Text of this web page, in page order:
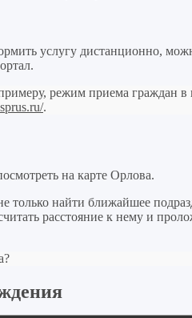
услугу дистанционно,
режим приема граждан в
.
на карте Орлова.
найти ближайшее
расстояние к нему и